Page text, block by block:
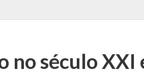
no século XXI